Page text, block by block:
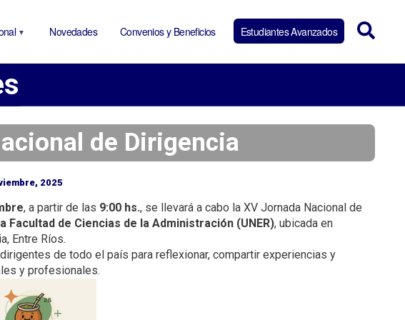
Novedades Convenios y Beneficios Estudiantes Avanzados
de Dirigencia
2025
, a partir de las 9:00 hs., se llevará a cabo la XV Jornada Nacional de
Facultad de Ciencias de la Administración (UNER), ubicada en
Entre Ríos.
de todo el país para reflexionar, compartir experiencias y
y profesionales.